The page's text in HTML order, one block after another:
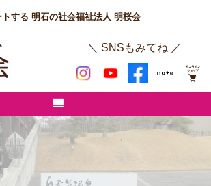
する 明石の社会福祉法人 明桜会
＼ SNSもみてね ／